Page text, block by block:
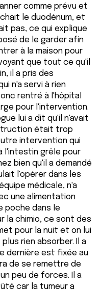
comme prévu et
le duodénum, et
pas, ce qui explique
de le garder afin
à la maison pour
que tout ce qu'il
il a pris des
n'a servi à rien
rentré à l'hôpital
pour l'intervention.
lui a dit qu'il n'avait
était trop
intervention qui
l'intestin grêle pour
bien qu'il a demandé
l'opérer dans les
médicale, n'a
une alimentation
poche dans le
la chimio, ce sont des
pour la nuit et on lui
rien absorber. Il a
dernière est fixée au
de se remettre de
peu de forces. Il a
car la tumeur a